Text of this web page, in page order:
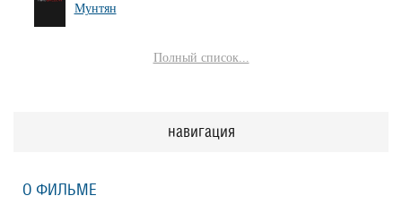
Мунтян
Полный список...
навигация
О ФИЛЬМЕ